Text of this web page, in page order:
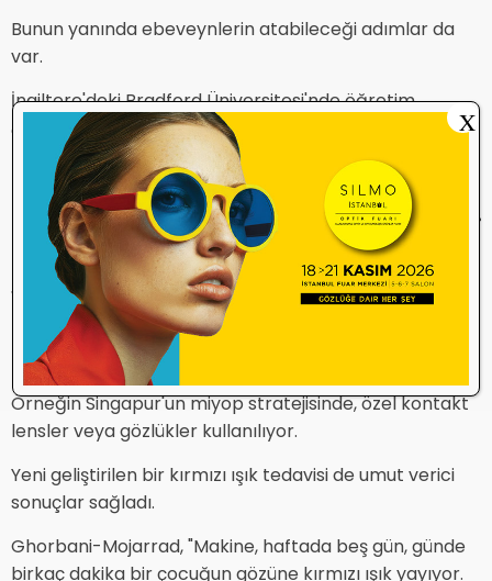
Bunun yanında ebeveynlerin atabileceği adımlar da
var.
İngiltere'deki Bradford Üniversitesi'nde öğretim
görevlisi Neema Ghorbani-Mojarrad, "
Bir ebeveyn
olarak, ekranda geçirilen süre konusunda
dikkatli olmaya değer, çünkü miyobun
bundan etkilenebileceğini gösteren çalışmalar
var. Çocuğunuz ekran başında vakit
geçirmeyi gerçekten seviyorsa, ekran
başındayken onları dışarıda tutun.
Diğer çözümlerse teknolojik ilerlemelere bağlı.
Örneğin Singapur'un miyop stratejisinde, özel kontakt
lensler veya gözlükler kullanılıyor.
Yeni geliştirilen bir kırmızı ışık tedavisi de umut verici
sonuçlar sağladı.
Ghorbani-Mojarrad, "Makine, haftada beş gün, günde
birkaç dakika bir çocuğun gözüne kırmızı ışık yayıyor.
X